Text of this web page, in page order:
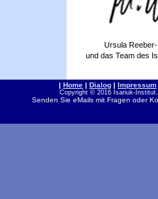
Ursula
und das Team des
| Home | Dialog | Impressum
Copyright © 2016 Isariuk-
Senden Sie eMails mit Fragen oder